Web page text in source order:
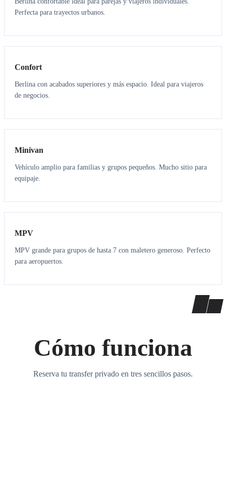
Perfecta para trayectos urbanos.
3 3
Confort
Berlina con acabados superiores y más espacio. Ideal para viajeros
de negocios.
6 5
Minivan
Vehículo amplio para familias y grupos pequeños. Mucho sitio para
equipaje.
7 7
MPV
MPV grande para grupos de hasta 7 con maletero generoso. Perfecto
para aeropuertos.
Cómo funciona
Reserva tu transfer privado en tres sencillos pasos.